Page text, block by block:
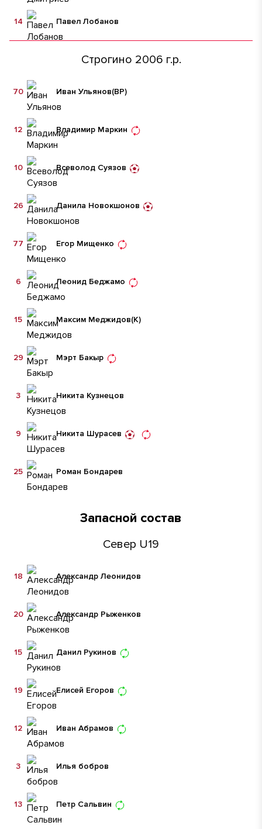
Павел Лобанов
14
Строгино 2006 г.р.
Иван Ульянов(ВР)
70
Владимир Маркин
12
Всеволод Суязов
10
Данила Новокшонов
26
Егор Мищенко
77
Леонид Беджамо
6
Максим Меджидов(К)
15
Мэрт Бакыр
29
Никита Кузнецов
3
Никита Шурасев
9
Роман Бондарев
25
Запасной состав
Север U19
Александр Леонидов
18
Александр Рыженков
20
Данил Рукинов
15
Елисей Егоров
19
Иван Абрамов
12
Илья бобров
3
Петр Сальвин
13